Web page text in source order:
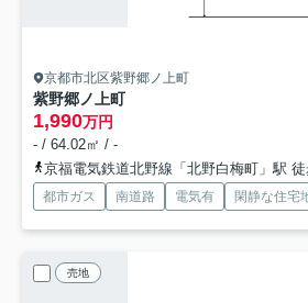
京都市北区紫野郷ノ上町
紫野郷ノ上町
1,990万円
- / 64.02㎡ / -
京福電気鉄道北野線「北野白梅町」駅
都市ガス 南道路 電気有 閑静な住宅
売地